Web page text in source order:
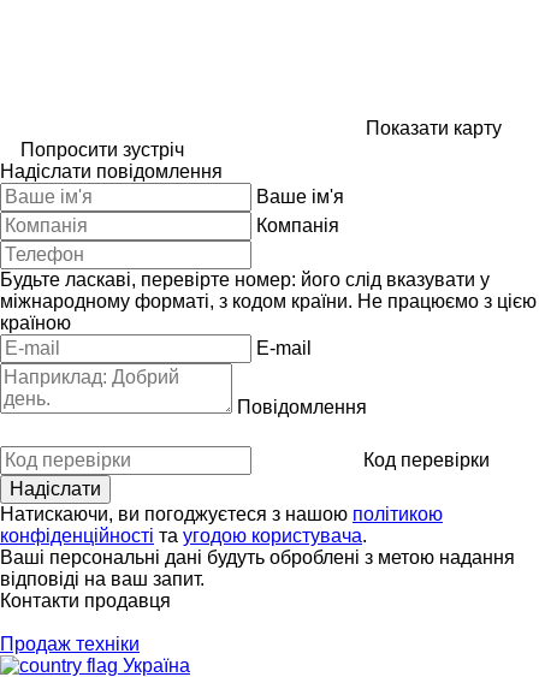
Показати карту
Попросити зустріч
Надіслати повідомлення
Ваше ім'я
Компанія
Будьте ласкаві, перевірте номер: його слід вказувати у
міжнародному форматі, з кодом країни. Не працюємо з цією
країною
E-mail
Повідомлення
Код перевірки
Натискаючи, ви погоджуєтеся з нашою політикою
конфіденційності та угодою користувача.
Ваші персональні дані будуть оброблені з метою надання
відповіді на ваш запит.
Контакти продавця
Продаж техніки
Україна